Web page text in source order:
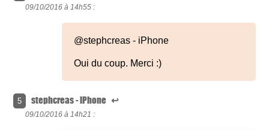
09/10/2016 à 14h55 :
@stephcreas - iPhone
Oui du coup. Merci :)
5 stephcreas - iPhone ↩
09/10/2016 à 14h21 :